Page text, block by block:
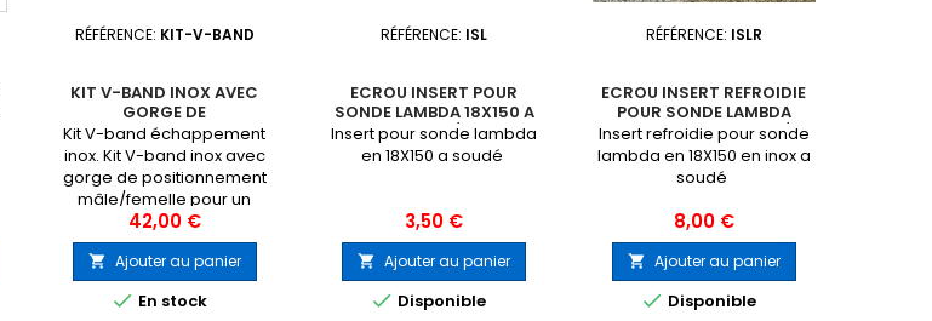
RÉFÉRENCE: KIT-V-BAND
KIT V-BAND INOX AVEC
GORGE DE
POSITIONNEMENT
Kit V-band échappement
inox. Kit V-band inox avec
gorge de positionnement
mâle/femelle pour un
alignement parfait des deux
brides. Les brides se
soudent directement sur les
deux parties de ligne à
relier. Il n'est pas
Prix
42,00 €
 Ajouter au panier
 En stock
RÉFÉRENCE: ISL
ECROU INSERT POUR
SONDE LAMBDA 18X150 A
SOUDÉ
Insert pour sonde lambda
en 18X150 a soudé
Prix
3,50 €
 Ajouter au panier
 Disponible
RÉFÉRENCE: ISLR
ECROU INSERT REFROIDIE
POUR SONDE LAMBDA
18X150 INOX A SOUDÉ
Insert refroidie pour sonde
lambda en 18X150 en inox a
soudé
Prix
8,00 €
 Ajouter au panier
 Disponible